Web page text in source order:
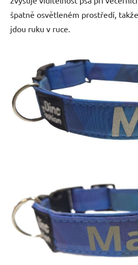
špatně osvětleném prostředí,
jdou ruku v ruce.